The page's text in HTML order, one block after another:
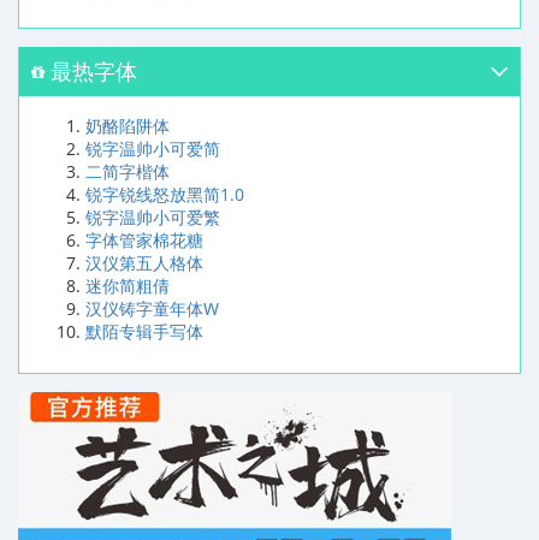
最热字体
奶酪陷阱体
锐字温帅小可爱简
二简字楷体
锐字锐线怒放黑简1.0
锐字温帅小可爱繁
字体管家棉花糖
汉仪第五人格体
迷你简粗倩
汉仪铸字童年体W
默陌专辑手写体